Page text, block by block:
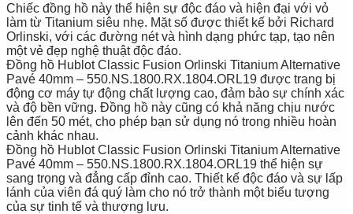
Chiếc đồng hồ này thể hiện sự độc đáo và hiện đại với vỏ
làm từ Titanium siêu nhẹ. Mặt số được thiết kế bởi Richard
Orlinski, với các đường nét và hình dạng phức tạp, tạo nên
một vẻ đẹp nghệ thuật độc đáo.
Đồng hồ Hublot Classic Fusion Orlinski Titanium Alternative
Pavé 40mm – 550.NS.1800.RX.1804.ORL19 được trang bị
động cơ máy tự động chất lượng cao, đảm bảo sự chính xác
và độ bền vững. Đồng hồ này cũng có khả năng chịu nước
lên đến 50 mét, cho phép bạn sử dụng nó trong nhiều hoàn
cảnh khác nhau.
Đồng hồ Hublot Classic Fusion Orlinski Titanium Alternative
Pavé 40mm – 550.NS.1800.RX.1804.ORL19 thể hiện sự
sang trọng và đẳng cấp đỉnh cao. Thiết kế độc đáo và sự lấp
lánh của viên đá quý làm cho nó trở thành một biểu tượng
của sự tinh tế và thượng lưu.